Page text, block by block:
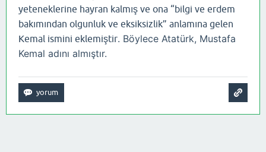
yeteneklerine hayran kalmış ve ona “bilgi ve erdem
bakımından olgunluk ve eksiksizlik” anlamına gelen
Kemal ismini eklemiştir. Böylece Atatürk, Mustafa
Kemal adını almıştır.